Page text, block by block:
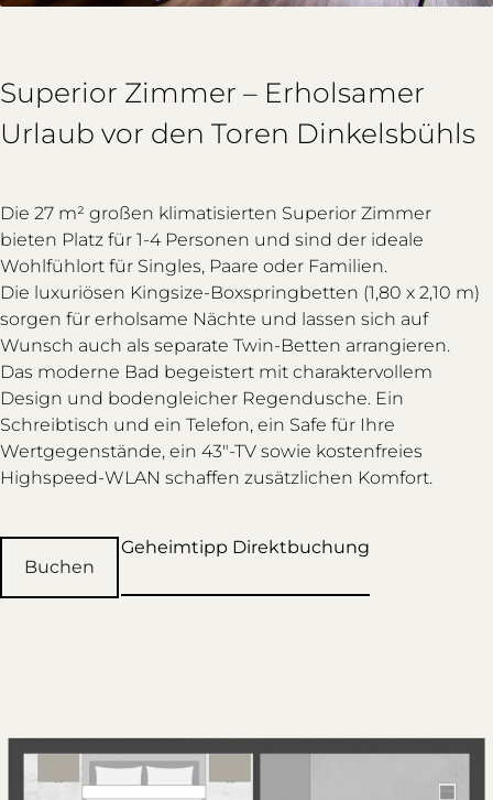
Superior Zimmer – Erholsamer
Urlaub vor den Toren Dinkelsbühls
Die 27 m² großen klimatisierten Superior Zimmer
bieten Platz für 1-4 Personen und sind der ideale
Wohlfühlort für Singles, Paare oder Familien.
Die luxuriösen Kingsize-Boxspringbetten (1,80 x 2,10 m)
sorgen für erholsame Nächte und lassen sich auf
Wunsch auch als separate Twin-Betten arrangieren.
Das moderne Bad begeistert mit charaktervollem
Design und bodengleicher Regendusche. Ein
Schreibtisch und ein Telefon, ein Safe für Ihre
Wertgegenstände, ein 43″-TV sowie kostenfreies
Highspeed-WLAN schaffen zusätzlichen Komfort.
Buchen
Geheimtipp Direktbuchung